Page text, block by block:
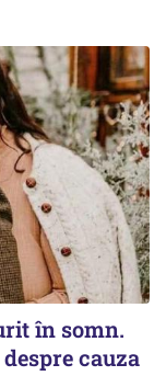
în somn.
cauza